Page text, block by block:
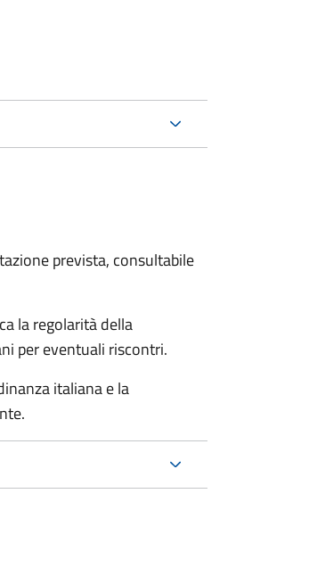
prevista, consultabile
la regolarità della
per eventuali riscontri.
italiana e la